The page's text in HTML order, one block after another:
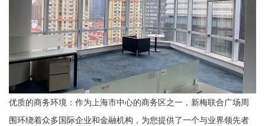
优质的商务环境：作为上海市中心的商务区之一，新梅联合广场周
围环绕着众多国际企业和金融机构，为您提供了一个与业界领先者